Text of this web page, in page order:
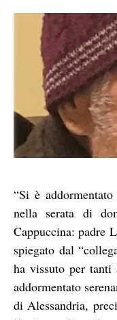
“Si è
nella serata di
Cappuccina: padre
spiegato dal
ha vissuto per tanti
addormentato
di Alessandria,